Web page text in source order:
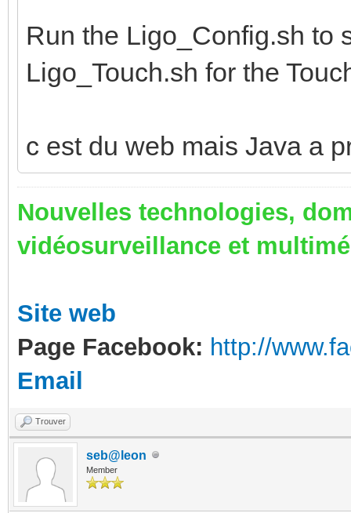
Run the Ligo_Config.sh to
Ligo_Touch.sh for the
c est du web mais Java a
Nouvelles technologies,
vidéosurveillance et
Site web
Page Facebook: http://
Email
Trouver
seb@leon
Member